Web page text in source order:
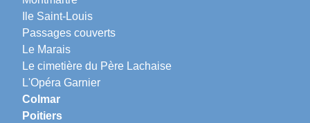
Ile Saint-Louis
Passages couverts
Le Marais
Le cimetière du Père Lachaise
L'Opéra Garnier
Colmar
Poitiers